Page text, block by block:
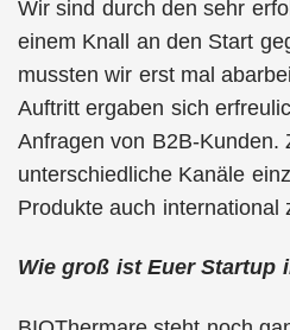
Wir sind durch den sehr
einem Knall an den Start
mussten wir erst mal
Auftritt ergaben sich
Anfragen von B2B-Kunden.
unterschiedliche Kanäle
Produkte auch international
Wie groß ist Euer Startup